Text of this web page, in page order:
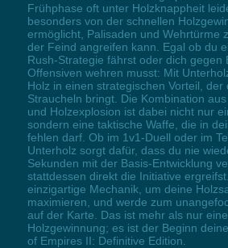
Frühphase oft unter Holzknappheit
besonders von der schnellen
ermöglicht, Palisaden und Wehrtürme
der Feind angreifen kann. Egal ob du
Rush-Strategie fährst oder dich gegen
Offensiven wehren musst: Mit
Holz in einen strategischen Vorteil, der
Straucheln bringt. Die Kombination
und Holzexplosion ist dabei nicht nur
sondern eine taktische Waffe, die in
fehlen darf. Ob im 1v1-Duell oder im
Unterholz sorgt dafür, dass du nie
Sekunden mit der Basis-Entwicklung
stattdessen direkt die Initiative
einzigartige Mechanik, um deine
maximieren, und werde zum
auf der Karte. Das ist mehr als nur
Holzgewinnung; es ist der Beginn
of Empires II: Definitive Edition.